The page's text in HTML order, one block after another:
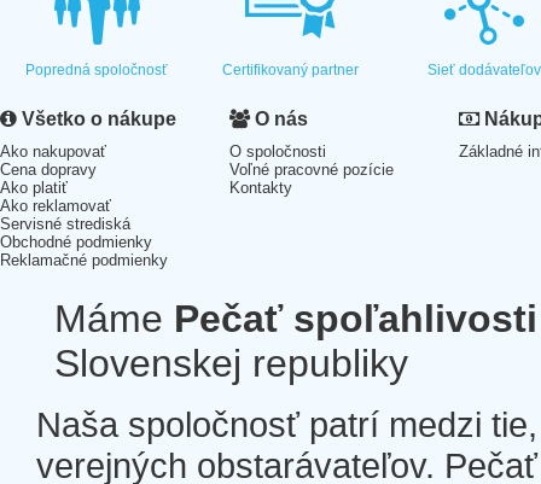
Popredná spoločnosť Certifikovaný partner Sieť dodávateľov
Všetko o nákupe
Ako nakupovať
Cena dopravy
Ako platiť
Ako reklamovať
Servisné strediská
Obchodné podmienky
Reklamačné podmienky
O nás
O spoločnosti
Voľné pracovné pozície
Kontakty
Základné
Máme Pečať spoľahlivosti
Slovenskej republiky
Naša spoločnosť patrí medzi
verejných obstarávateľov.